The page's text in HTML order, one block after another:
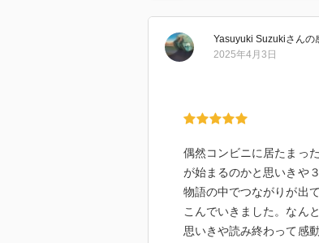
世の中っていろいろ繋がっ
自分も誰かの人生に関わっ
Yasuyuki Suzukiさんの
2025年4月3日
偶然コンビニに居たまっ
が始まるのかと思いきや
物語の中でつながりが出
こんでいきました。なん
思いきや読み終わって感